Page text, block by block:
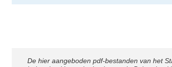
De hier aangeboden pdf-bestanden van het